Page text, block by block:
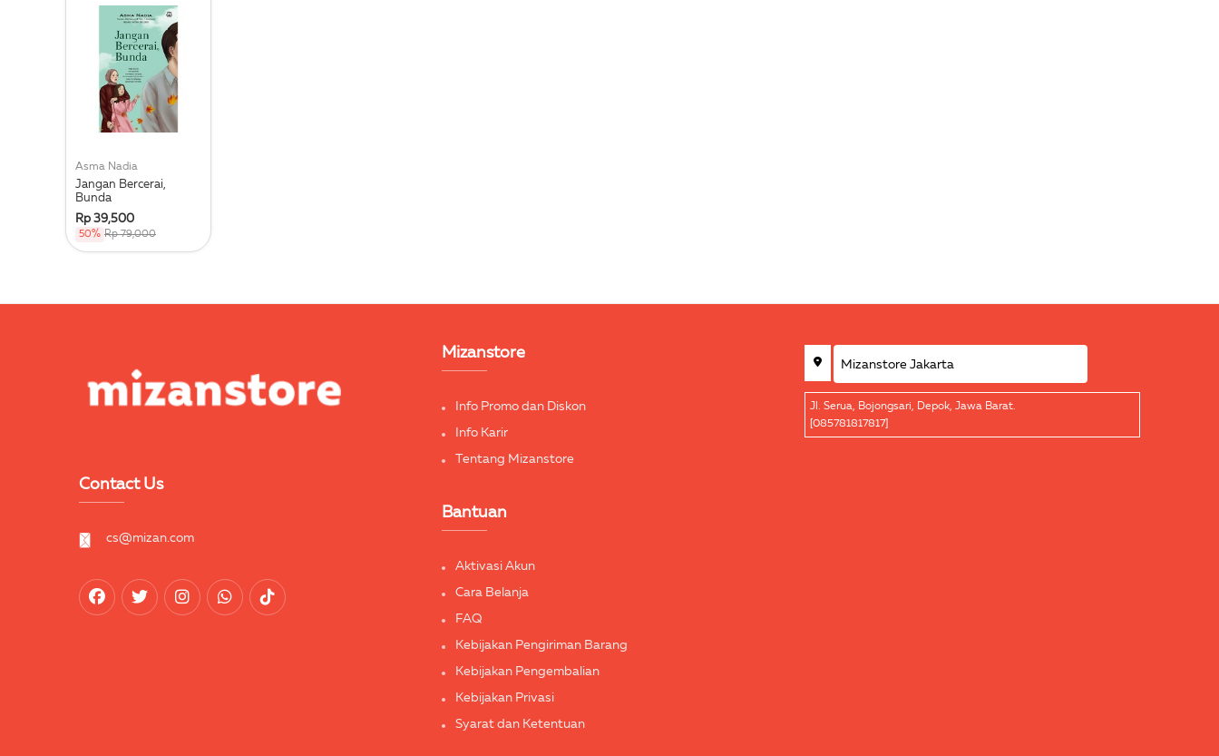
Asma Nadia
Jangan Bercerai,
Bunda
Rp 39,500
50% Rp 79,000
Contact Us
cs@mizan.com
Mizanstore
Info Promo dan Diskon
Info Karir
Tentang Mizanstore
Bantuan
Aktivasi Akun
Cara Belanja
FAQ
Kebijakan Pengiriman Barang
Kebijakan Pengembalian
Kebijakan Privasi
Syarat dan Ketentuan
Jl. Serua, Bojongsari, Depok, Jawa Barat.
[085781817817]